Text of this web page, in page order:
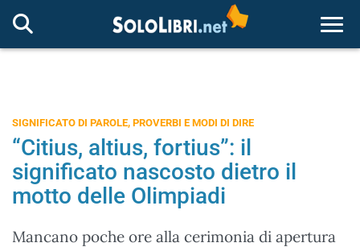
SIGNIFICATO DI PAROLE, PROVERBI E MODI DI DIRE
“Citius, altius, fortius”: il
significato nascosto dietro il
motto delle Olimpiadi
Mancano poche ore alla cerimonia di apertura